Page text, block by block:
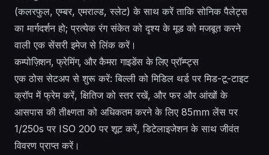
(कलरफुल, एम्बर, एमराल्ड, स्लेट) के साथ करें ताकि सोनिक पैलेट्स
का मार्गदर्शन हो; प्रत्येक रंग संकेत को दृश्य के मूड को मजबूत करने
वाली एक सेंसरी इमेज से लिंक करें।
कम्पोज़िशन, फ्रेमिंग, और कैमरा गाइडेंस के लिए प्रॉम्प्ट्स
एक ठोस सेटअप से शुरू करें: बिल्ली को मिडिल थर्ड पर मिड-टू-टाइट
क्रॉप में फ्रेम करें, क्षितिज को स्तर रखें, और फर और आंखों के
आसपास की तीक्ष्णता को अधिकतम करने के लिए 85mm लेंस पर
1/250s पर ISO 200 पर शूट करें, डिटेलाइजेशन के साथ जीवंत
विवरण प्राप्त करें।